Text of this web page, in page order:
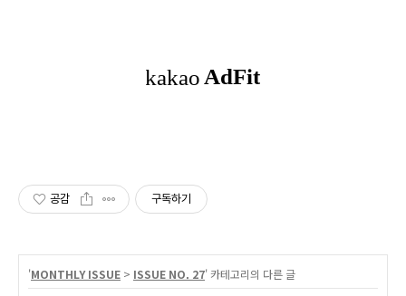
공감 구독하기
'MONTHLY ISSUE > ISSUE NO. 27' 카테고리의 다른 글